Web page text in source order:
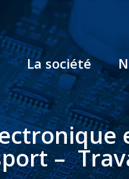
La société
–